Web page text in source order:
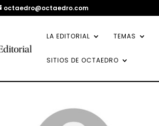
octaedro@octaedro.com
LA EDITORIAL TEMAS
SITIOS DE OCTAEDRO